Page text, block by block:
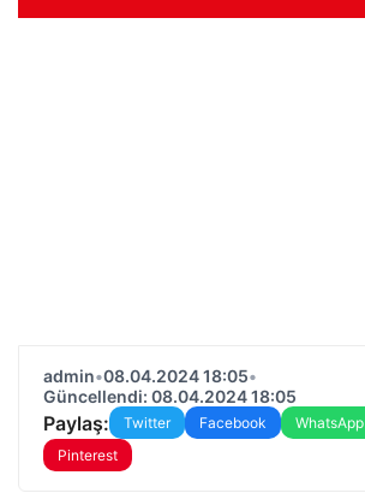
admin•08.04.2024 18:05•
Güncellendi: 08.04.2024 18:05
Paylaş: Twitter Facebook WhatsApp
Pinterest